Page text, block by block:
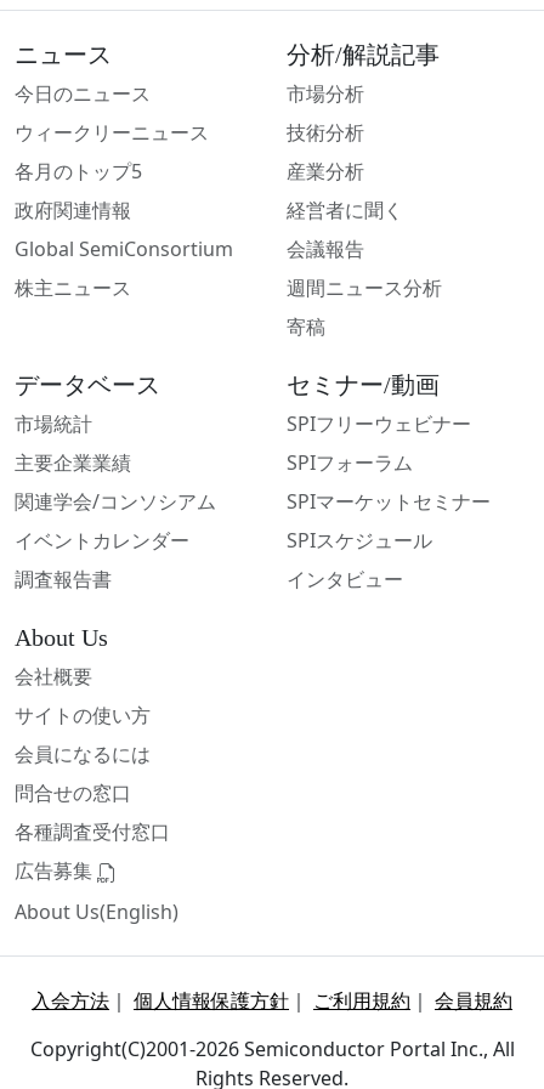
ニュース
今日のニュース
ウィークリーニュース
各月のトップ5
政府関連情報
Global SemiConsortium
株主ニュース
分析/解説記事
市場分析
技術分析
産業分析
経営者に聞く
会議報告
週間ニュース分析
寄稿
データベース
市場統計
主要企業業績
関連学会/コンソシアム
イベントカレンダー
調査報告書
セミナー/動画
SPIフリーウェビナー
SPIフォーラム
SPIマーケットセミナー
SPIスケジュール
インタビュー
About Us
会社概要
サイトの使い方
会員になるには
問合せの窓口
各種調査受付窓口
広告募集
About Us(English)
入会方法 ｜ 個人情報保護方針 ｜ ご利用規約 ｜ 会員規約
Copyright(C)2001-2026 Semiconductor Portal Inc., All
Rights Reserved.